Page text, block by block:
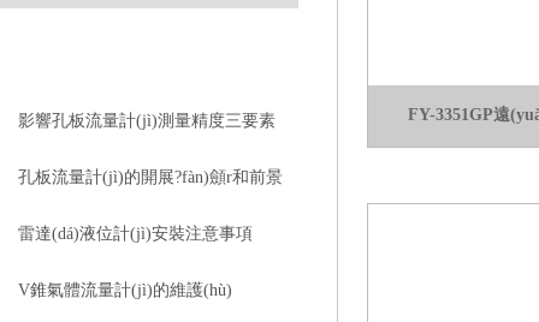
影響孔板流量計(jì)測量精度三要素
孔板流量計(jì)的開展?fàn)顩r和前景
雷達(dá)液位計(jì)安裝注意事項
(xiàng)及應(yīng)用
V錐氣體流量計(jì)的維護(hù)
FY-3351GP遠